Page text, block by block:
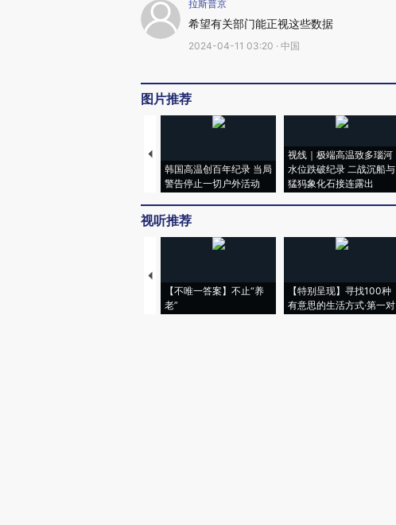
拉斯普京
希望有关部门能正视这些数据
2024-04-11 03:20 · 中国
图片推荐
韩国高温创百年纪录 当局
警告停止一切户外活动
视线｜极端高温致多瑙河
水位跌破纪录 二战沉船与
猛犸象化石接连露出
视听推荐
【不唯一答案】不止“养
老”
【特别呈现】寻找100种
有意思的生活方式·第一对